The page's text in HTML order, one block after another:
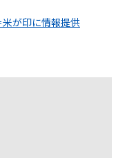
が印に情報提供